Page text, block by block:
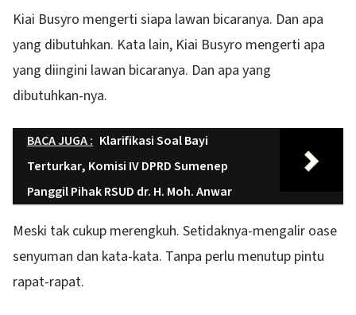
Kiai Busyro mengerti siapa lawan bicaranya. Dan apa
yang dibutuhkan. Kata lain, Kiai Busyro mengerti apa
yang diingini lawan bicaranya. Dan apa yang
dibutuhkan-nya.
BACA JUGA : Klarifikasi Soal Bayi
Terturkar, Komisi IV DPRD Sumenep
Panggil Pihak RSUD dr. H. Moh. Anwar
Meski tak cukup merengkuh. Setidaknya-mengalir oase
senyuman dan kata-kata. Tanpa perlu menutup pintu
rapat-rapat.